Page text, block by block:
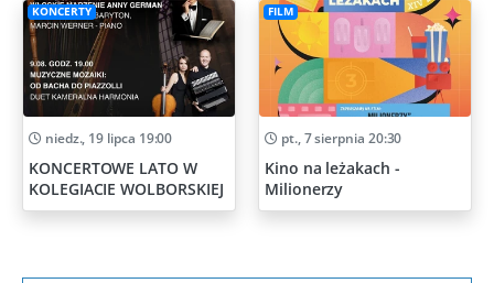
KONCERTY
niedz., 19 lipca 19:00
KONCERTOWE LATO W
KOLEGIACIE WOLBORSKIEJ
FILM
pt., 7 sierpnia 20:30
Kino na leżakach -
Milionerzy